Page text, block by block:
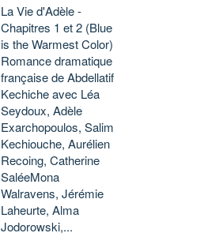
La Vie d'Adèle -
Chapitres 1 et 2 (Blue
is the Warmest Color)
Romance dramatique
française de Abdellatif
Kechiche avec Léa
Seydoux, Adèle
Exarchopoulos, Salim
Kechiouche, Aurélien
Recoing, Catherine
SaléeMona
Walravens, Jérémie
Laheurte, Alma
Jodorowski,...